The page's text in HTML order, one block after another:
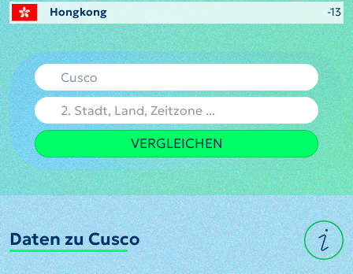
Hongkong
-13
VERGLEICHEN
Daten zu Cusco